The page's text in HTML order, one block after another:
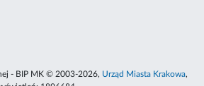
- BIP MK © 2003-2026, Urząd Miasta Krakowa,